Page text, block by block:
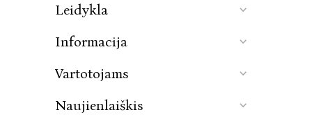
Leidykla
Informacija
Vartotojams
Naujienlaiškis